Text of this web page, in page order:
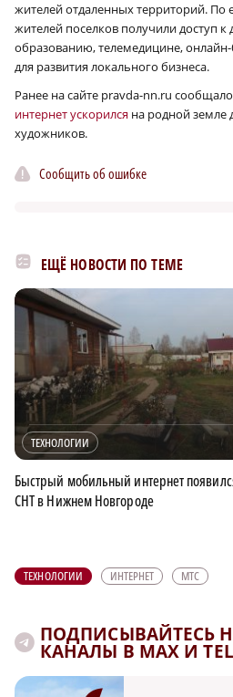
жителей отдаленных территорий. По
жителей поселков получили доступ
образованию, телемедицине,
для развития локального бизнеса.
Ранее на сайте pravda-nn.ru
интернет ускорился на родной земле
художников.
Сообщить об ошибке
ЕЩЁ НОВОСТИ ПО ТЕМЕ
ТЕХНОЛОГИИ
Быстрый мобильный интернет
СНТ в Нижнем Новгороде
ТЕХНОЛОГИИ ИНТЕРНЕТ МТС
ПОДПИСЫВАЙТЕСЬ
КАНАЛЫ В MAX И